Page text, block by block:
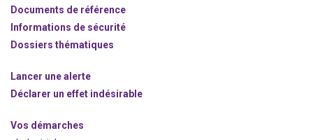
Documents de référence
Informations de sécurité
Dossiers thématiques
Lancer une alerte
Déclarer un effet indésirable
Vos démarches